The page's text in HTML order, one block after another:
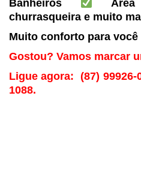
Banheiros
Área
churrasqueira e muito
Muito conforto para você
Gostou? Vamos marcar
Ligue agora: (87) 99926-
1088.